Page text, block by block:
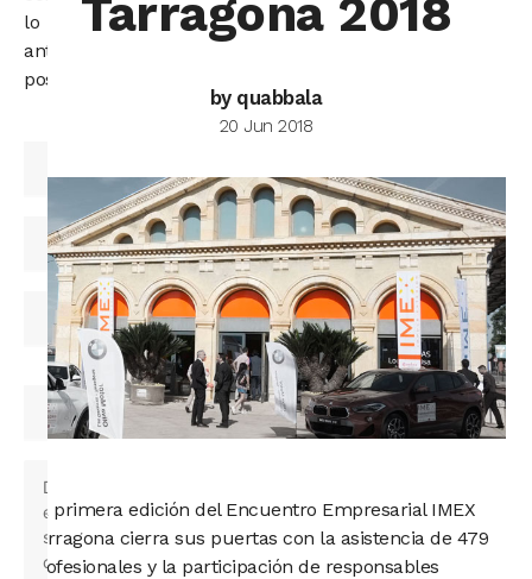
Tarragona 2018
by quabbala
20 Jun 2018
La primera edición del Encuentro Empresarial IMEX
Tarragona cierra sus puertas con la asistencia de 479
profesionales y la participación de responsables
lo
antes
posible.